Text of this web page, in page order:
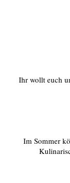
Ihr wollt euch
Im Sommer